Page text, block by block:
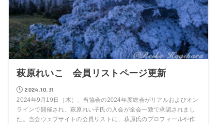
萩原れいこ 会員リストページ更新
2024.10.31
2024年9月19日（木）、当協会の2024年度総会がリアルおよびオン
ラインで開催され、萩原れい子氏の入会が全会一致で承認されまし
た。当会ウェブサイトの会員リストに、萩原氏のプロフィールや作